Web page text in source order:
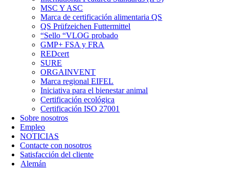
MSC Y ASC
Marca de certificación alimentaria QS
QS Prüfzeichen Futtermittel
“Sello “VLOG probado
GMP+ FSA y FRA
REDcert
SURE
ORGAINVENT
Marca regional EIFEL
Iniciativa para el bienestar animal
Certificación ecológica
Certificación ISO 27001
Sobre nosotros
Empleo
NOTICIAS
Contacte con nosotros
Satisfacción del cliente
Alemán